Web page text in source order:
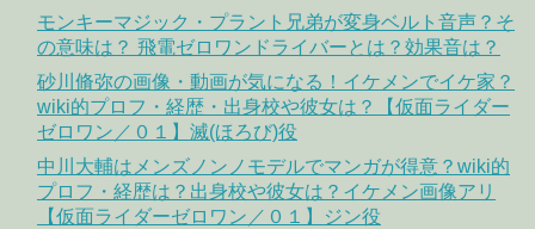
モンキーマジック・プラント兄弟が変身ベルト音声？そ
の意味は？ 飛電ゼロワンドライバーとは？効果音は？
砂川脩弥の画像・動画が気になる！イケメンでイケ家？
wiki的プロフ・経歴・出身校や彼女は？【仮面ライダー
ゼロワン／０１】滅(ほろび)役
中川大輔はメンズノンノモデルでマンガが得意？wiki的
プロフ・経歴は？出身校や彼女は？イケメン画像アリ
【仮面ライダーゼロワン／０１】ジン役